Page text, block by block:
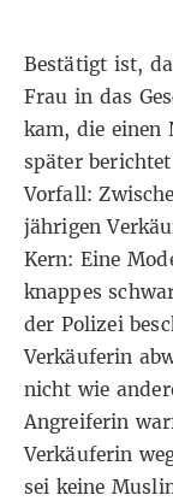
Bestätigt ist,
Frau in das
kam, die einen
später
Vorfall:
jährigen
Kern: Eine
knappes
der Polizei
Verkäuferin
nicht wie
Angreiferin
Verkäuferin
sei keine